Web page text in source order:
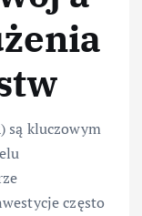
są kluczowym
często